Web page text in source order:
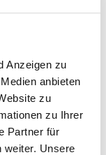
Anzeigen zu
anbieten
zu
zu Ihrer
Partner für
weiter. Unsere